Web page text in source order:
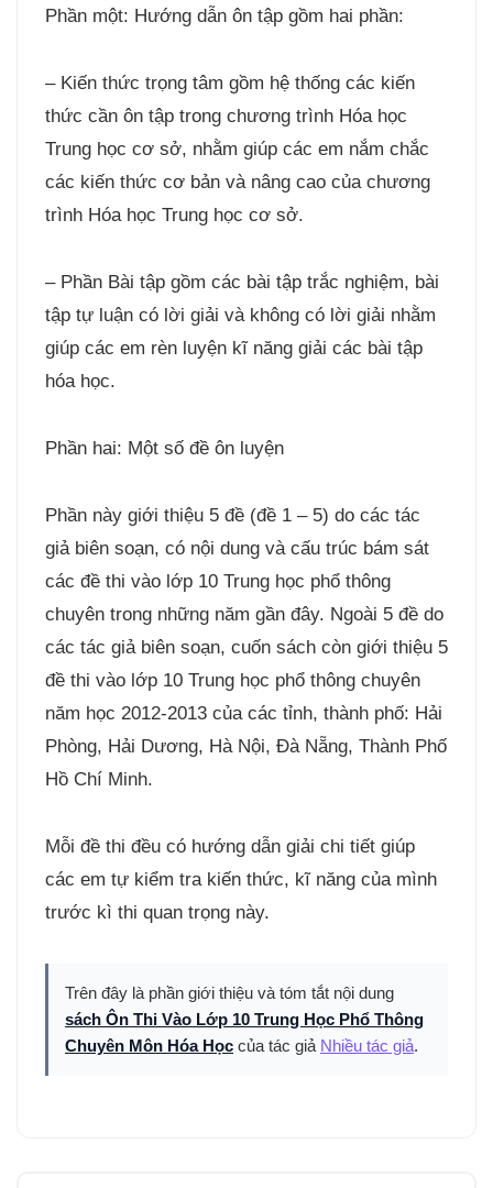
Phần một: Hướng dẫn ôn tập gồm hai phần:
– Kiến thức trọng tâm gồm hệ thống các kiến
thức cần ôn tập trong chương trình Hóa học
Trung học cơ sở, nhằm giúp các em nắm chắc
các kiến thức cơ bản và nâng cao của chương
trình Hóa học Trung học cơ sở.
– Phần Bài tập gồm các bài tập trắc nghiệm, bài
tập tự luận có lời giải và không có lời giải nhằm
giúp các em rèn luyện kĩ năng giải các bài tập
hóa học.
Phần hai: Một số đề ôn luyện
Phần này giới thiệu 5 đề (đề 1 – 5) do các tác
giả biên soạn, có nội dung và cấu trúc bám sát
các đề thi vào lớp 10 Trung học phổ thông
chuyên trong những năm gần đây. Ngoài 5 đề do
các tác giả biên soạn, cuốn sách còn giới thiệu 5
đề thi vào lớp 10 Trung học phổ thông chuyên
năm học 2012-2013 của các tỉnh, thành phố: Hải
Phòng, Hải Dương, Hà Nội, Đà Nẵng, Thành Phố
Hồ Chí Minh.
Mỗi đề thi đều có hướng dẫn giải chi tiết giúp
các em tự kiểm tra kiến thức, kĩ năng của mình
trước kì thi quan trọng này.
Trên đây là phần giới thiệu và tóm tắt nội dung
sách Ôn Thi Vào Lớp 10 Trung Học Phổ Thông
Chuyên Môn Hóa Học của tác giả Nhiều tác giả.